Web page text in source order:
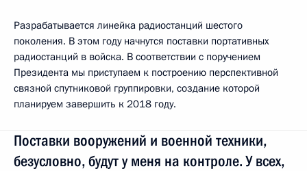
Разрабатывается линейка радиостанций шестого
поколения. В этом году начнутся поставки портативных
радиостанций в войска. В соответствии с поручением
Президента мы приступаем к построению перспективной
связной спутниковой группировки, создание которой
планируем завершить к 2018 году.
Поставки вооружений и военной техники,
безусловно, будут у меня на контроле. У всех,